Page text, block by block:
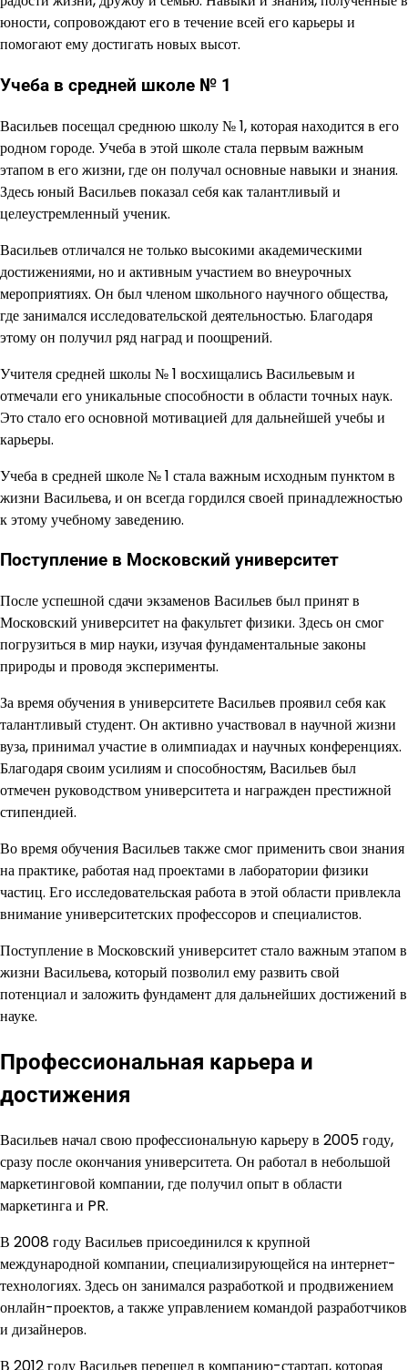
юности, сопровождают его в течение всей его карьеры и
помогают ему достигать новых высот.
Учеба в средней школе № 1
Васильев посещал среднюю школу № 1, которая находится в его
родном городе. Учеба в этой школе стала первым важным
этапом в его жизни, где он получал основные навыки и знания.
Здесь юный Васильев показал себя как талантливый и
целеустремленный ученик.
Васильев отличался не только высокими академическими
достижениями, но и активным участием во внеурочных
мероприятиях. Он был членом школьного научного общества,
где занимался исследовательской деятельностью. Благодаря
этому он получил ряд наград и поощрений.
Учителя средней школы № 1 восхищались Васильевым и
отмечали его уникальные способности в области точных наук.
Это стало его основной мотивацией для дальнейшей учебы и
карьеры.
Учеба в средней школе № 1 стала важным исходным пунктом в
жизни Васильева, и он всегда гордился своей принадлежностью
к этому учебному заведению.
Поступление в Московский университет
После успешной сдачи экзаменов Васильев был принят в
Московский университет на факультет физики. Здесь он смог
погрузиться в мир науки, изучая фундаментальные законы
природы и проводя эксперименты.
За время обучения в университете Васильев проявил себя как
талантливый студент. Он активно участвовал в научной жизни
вуза, принимал участие в олимпиадах и научных конференциях.
Благодаря своим усилиям и способностям, Васильев был
отмечен руководством университета и награжден престижной
стипендией.
Во время обучения Васильев также смог применить свои знания
на практике, работая над проектами в лаборатории физики
частиц. Его исследовательская работа в этой области привлекла
внимание университетских профессоров и специалистов.
Поступление в Московский университет стало важным этапом в
жизни Васильева, который позволил ему развить свой
потенциал и заложить фундамент для дальнейших достижений в
науке.
Профессиональная карьера и
достижения
Васильев начал свою профессиональную карьеру в 2005 году,
сразу после окончания университета. Он работал в небольшой
маркетинговой компании, где получил опыт в области
маркетинга и PR.
В 2008 году Васильев присоединился к крупной
международной компании, специализирующейся на интернет-
технологиях. Здесь он занимался разработкой и продвижением
онлайн-проектов, а также управлением командой разработчиков
и дизайнеров.
В 2012 году Васильев перешел в компанию-стартап, которая